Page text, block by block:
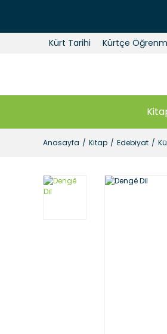
Kürt Tarihi Kürtçe
Anasayfa Kitap Edebiyat